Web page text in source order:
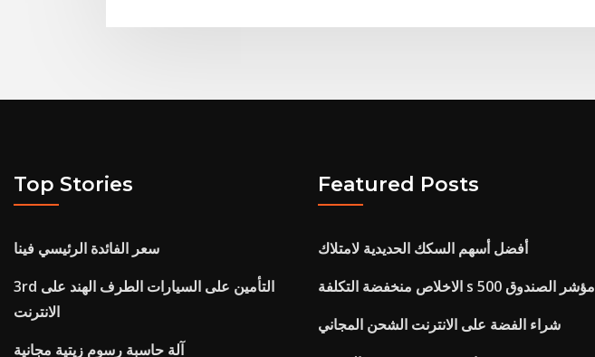
Top Stories
سعر الفائدة الرئيسي فينا
3rd التأمين على السيارات الطرف الهند على
الانترنت
آلة حاسبة رسوم زيتية مجانية
Featured Posts
أفضل أسهم السكك الحديدية لامتلاك
الاخلاص منخفضة التكلفة s 500 مؤشر الصندوق
شراء الفضة على الانترنت الشحن المجاني